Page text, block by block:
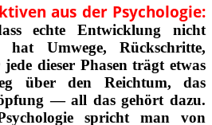
aus der Psychologie:
echte Entwicklung nicht
Umwege, Rückschritte,
dieser Phasen trägt etwas
über den Reichtum, das
— all das gehört dazu.
spricht man von